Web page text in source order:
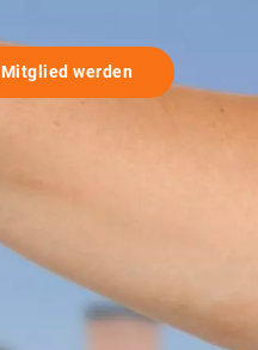
Mitglied werden